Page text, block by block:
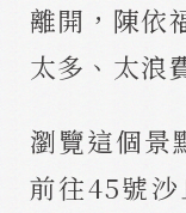
離開，陳依
太多、太浪
瀏覽這個景
前往45號